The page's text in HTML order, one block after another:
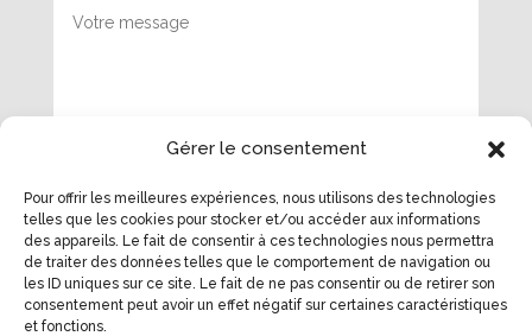
Gérer le consentement
Pour offrir les meilleures expériences, nous utilisons des technologies
telles que les cookies pour stocker et/ou accéder aux informations
des appareils. Le fait de consentir à ces technologies nous permettra
de traiter des données telles que le comportement de navigation ou
les ID uniques sur ce site. Le fait de ne pas consentir ou de retirer son
consentement peut avoir un effet négatif sur certaines caractéristiques
et fonctions.
Envoyer